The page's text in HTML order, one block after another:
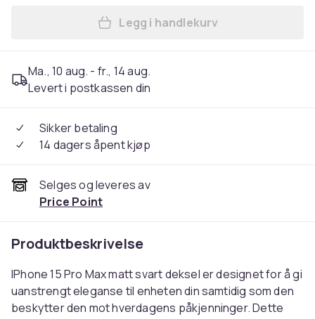
Legg iPhone 15 Pro Max
Legg i handlekurv
Ma., 10 aug. - fr., 14 aug.
Levert i postkassen din
Sikker betaling
14 dagers åpent kjøp
Selges og leveres av
Price Point
Produktbeskrivelse
IPhone 15 Pro Max matt svart deksel er designet for å gi
uanstrengt eleganse til enheten din samtidig som den
beskytter den mot hverdagens påkjenninger. Dette